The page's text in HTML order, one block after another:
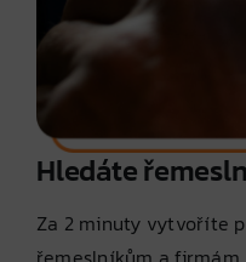
Hledáte
Za 2 minuty vytvoříte